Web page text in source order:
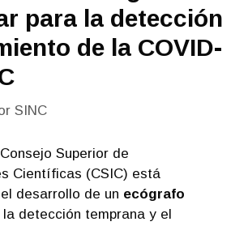
para la detección
de la COVID-
SINC
Superior de
Científicas (CSIC) está
desarrollo de un ecógrafo
detección temprana y el